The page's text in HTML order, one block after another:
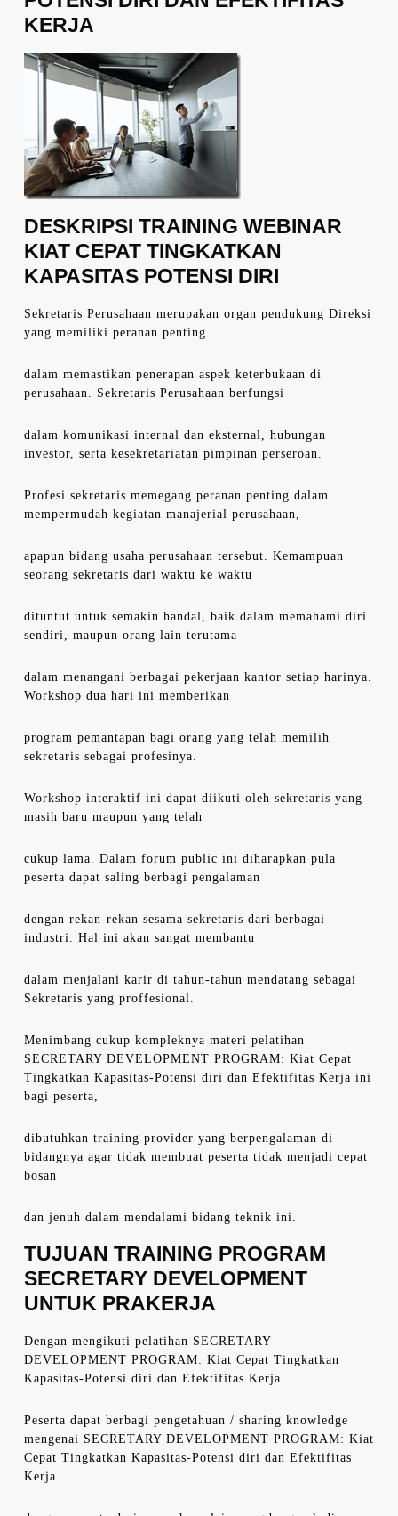
KERJA
DESKRIPSI TRAINING WEBINAR
KIAT CEPAT TINGKATKAN
KAPASITAS POTENSI DIRI
Sekretaris Perusahaan merupakan organ pendukung Direksi
yang memiliki peranan penting
dalam memastikan penerapan aspek keterbukaan di
perusahaan. Sekretaris Perusahaan berfungsi
dalam komunikasi internal dan eksternal, hubungan
investor, serta kesekretariatan pimpinan perseroan.
Profesi sekretaris memegang peranan penting dalam
mempermudah kegiatan manajerial perusahaan,
apapun bidang usaha perusahaan tersebut. Kemampuan
seorang sekretaris dari waktu ke waktu
dituntut untuk semakin handal, baik dalam memahami diri
sendiri, maupun orang lain terutama
dalam menangani berbagai pekerjaan kantor setiap harinya.
Workshop dua hari ini memberikan
program pemantapan bagi orang yang telah memilih
sekretaris sebagai profesinya.
Workshop interaktif ini dapat diikuti oleh sekretaris yang
masih baru maupun yang telah
cukup lama. Dalam forum public ini diharapkan pula
peserta dapat saling berbagi pengalaman
dengan rekan-rekan sesama sekretaris dari berbagai
industri. Hal ini akan sangat membantu
dalam menjalani karir di tahun-tahun mendatang sebagai
Sekretaris yang proffesional.
Menimbang cukup kompleknya materi pelatihan
SECRETARY DEVELOPMENT PROGRAM: Kiat Cepat
Tingkatkan Kapasitas-Potensi diri dan Efektifitas Kerja ini
bagi peserta,
dibutuhkan training provider yang berpengalaman di
bidangnya agar tidak membuat peserta tidak menjadi cepat
bosan
dan jenuh dalam mendalami bidang teknik ini.
TUJUAN TRAINING PROGRAM
SECRETARY DEVELOPMENT
UNTUK PRAKERJA
Dengan mengikuti pelatihan SECRETARY
DEVELOPMENT PROGRAM: Kiat Cepat Tingkatkan
Kapasitas-Potensi diri dan Efektifitas Kerja
Peserta dapat berbagi pengetahuan / sharing knowledge
mengenai SECRETARY DEVELOPMENT PROGRAM: Kiat
Cepat Tingkatkan Kapasitas-Potensi diri dan Efektifitas
Kerja